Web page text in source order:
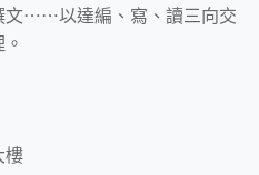
文⋯⋯以達編、寫、讀三向交